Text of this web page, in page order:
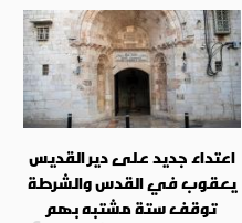
اعتداء جديد على دير القديس
يعقوب في القدس والشرطة
توقف ستة مشتبه بهم